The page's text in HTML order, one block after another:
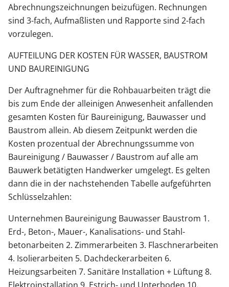
Abrechnungszeichnungen beizufügen. Rechnungen
sind 3-fach, Aufmaßlisten und Rapporte sind 2-fach
vorzulegen.
AUFTEILUNG DER KOSTEN FÜR WASSER, BAUSTROM
UND BAUREINIGUNG
Der Auftragnehmer für die Rohbauarbeiten trägt die
bis zum Ende der alleinigen Anwesenheit anfallenden
gesamten Kosten für Baureinigung, Bauwasser und
Baustrom allein. Ab diesem Zeitpunkt werden die
Kosten prozentual der Abrechnungssumme von
Baureinigung / Bauwasser / Baustrom auf alle am
Bauwerk betätigten Handwerker umgelegt. Es gelten
dann die in der nachstehenden Tabelle aufgeführten
Schlüsselzahlen:
Unternehmen Baureinigung Bauwasser Baustrom 1.
Erd-, Beton-, Mauer-, Kanalisations- und Stahl-
betonarbeiten 2. Zimmerarbeiten 3. Flaschnerarbeiten
4. Isolierarbeiten 5. Dachdeckerarbeiten 6.
Heizungsarbeiten 7. Sanitäre Installation + Lüftung 8.